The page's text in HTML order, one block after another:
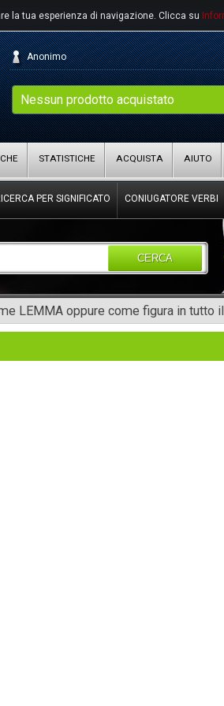
la tua esperienza di navigazione. Clicca su
Nessun prodotto acquistato
Anonimo
STATISTICHE ACQUISTA AIUTO
PER SIGNIFICATO CONIUGATORE VERBI
CERCA
LEMMA oppure come figura in tutto